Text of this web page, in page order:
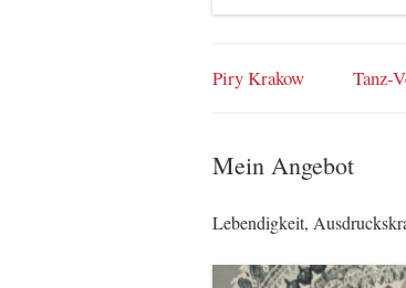
Piry Krakow Tanz-
Mein Angebot
Lebendigkeit,